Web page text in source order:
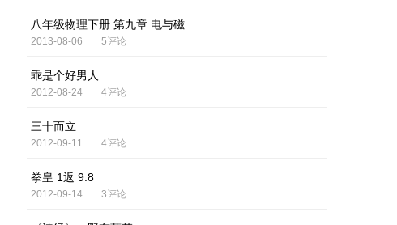
八年级物理下册 第九章 电与磁
2013-08-06 5评论
乖是个好男人
2012-08-24 4评论
三十而立
2012-09-11 4评论
拳皇 1返 9.8
2012-09-14 3评论